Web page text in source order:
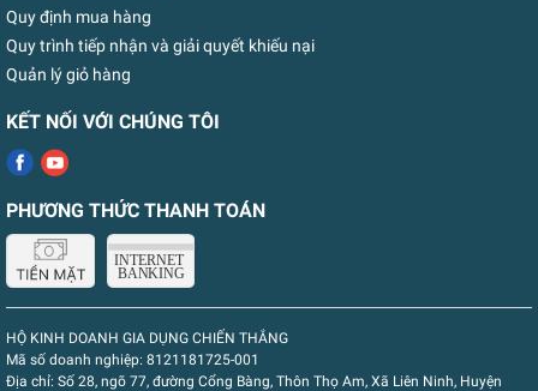
Quy định mua hàng
Quy trình tiếp nhận và giải quyết khiếu nại
Quản lý giỏ hàng
KẾT NỐI VỚI CHÚNG TÔI
PHƯƠNG THỨC THANH TOÁN
HỘ KINH DOANH GIA DỤNG CHIẾN THẮNG
Mã số doanh nghiệp: 8121181725-001
Địa chỉ: Số 28, ngõ 77, đường Cổng Bàng, Thôn Thọ Am, Xã Liên Ninh, Huyện